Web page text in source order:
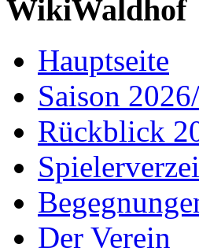
WikiWaldhof
Hauptseite
Saison
Rückblick
Der Verein